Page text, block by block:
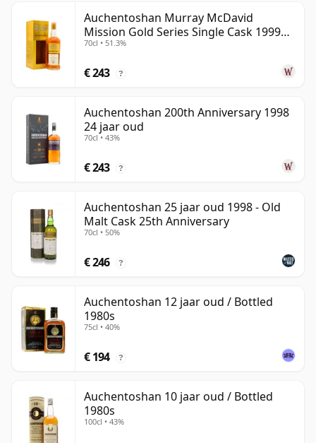
Auchentoshan Murray McDavid
Mission Gold Series Single Cask 1999
24 jaar oud
70cl • 51.3%
€ 243 ?
Auchentoshan 200th Anniversary 1998
24 jaar oud
70cl • 43%
€ 243 ?
Auchentoshan 25 jaar oud 1998 - Old
Malt Cask 25th Anniversary
70cl • 50%
€ 246 ?
Auchentoshan 12 jaar oud / Bottled
1980s
75cl • 40%
€ 194 ?
Auchentoshan 10 jaar oud / Bottled
1980s
100cl • 43%